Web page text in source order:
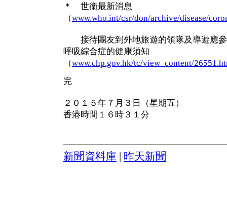
＊ 世衞最新消息
（www.who.int/csr/don/archive/disease/
接待團友到外地旅遊的領隊及導遊應參
呼吸綜合症的健康須知
（www.chp.gov.hk/tc/view_content/
完
２０１５年７月３日（星期五）
香港時間１６時３１分
新聞資料庫 昨天新聞